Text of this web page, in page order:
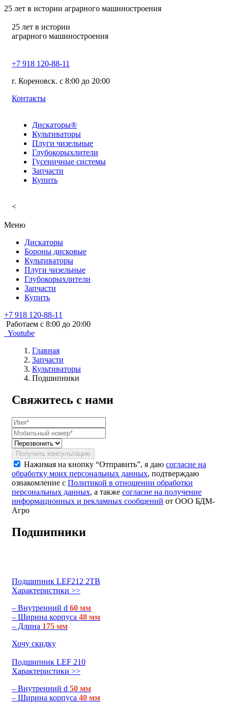
25 лет в истории аграрного машиностроения
25 лет в истории
аграрного машиностроения
+7 918 120-88-11
г. Кореновск. c 8:00 до 20:00
Контакты
Дискаторы®
Культиваторы
Плуги чизельные
Глубокорыхлители
Гусеничные системы
Запчасти
Купить
<
Меню
Дискаторы
Бороны дисковые
Культиваторы
Плуги чизельные
Глубокорыхлители
Запчасти
Купить
+7 918 120-88-11
Работаем c 8:00 до 20:00
Youtube
Главная
Запчасти
Культиваторы
Подшипники
Свяжитесь с нами
Получить консультацию
Нажимая на кнопку “Отправить”, я даю согласие на
обработку моих персональных данных, подтверждаю
ознакомление с Политикой в отношении обработки
персональных данных, а также согласие на получение
информационных и рекламных сообщений от ООО БДМ-
Агро
Подшипники
Подшипник LEF212 2TB
Характеристики >>
– Внутренний d 60 мм
– Ширина корпуса 48 мм
– Длина 175 мм
Хочу скидку
Подшипник LEF 210
Характеристики >>
– Внутренний d 50 мм
– Ширина корпуса 40 мм